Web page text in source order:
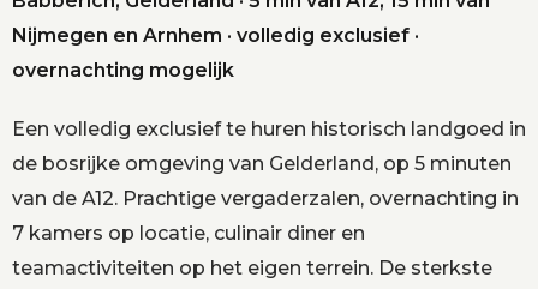
Nijmegen en Arnhem · volledig exclusief ·
overnachting mogelijk
Een volledig exclusief te huren historisch landgoed in
de bosrijke omgeving van Gelderland, op 5 minuten
van de A12. Prachtige vergaderzalen, overnachting in
7 kamers op locatie, culinair diner en
teamactiviteiten op het eigen terrein. De sterkste